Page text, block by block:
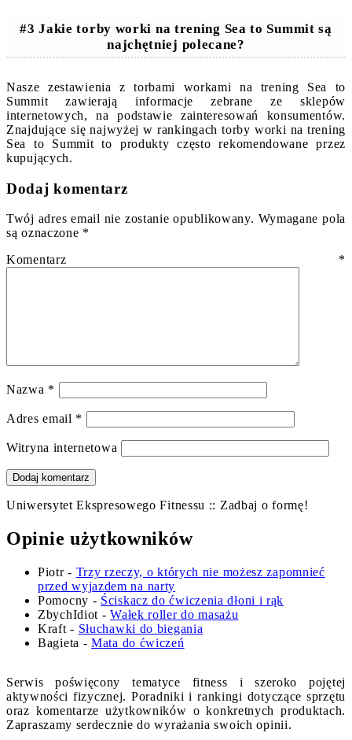
#3 Jakie torby worki na trening Sea to Summit są
najchętniej polecane?
Nasze zestawienia z torbami workami na trening Sea to
Summit zawierają informacje zebrane ze sklepów
internetowych, na podstawie zainteresowań konsumentów.
Znajdujące się najwyżej w rankingach torby worki na trening
Sea to Summit to produkty często rekomendowane przez
kupujących.
Dodaj komentarz
Twój adres email nie zostanie opublikowany. Wymagane pola
są oznaczone *
Komentarz *
Nazwa *
Adres email *
Witryna internetowa
Uniwersytet Ekspresowego Fitnessu :: Zadbaj o formę!
Opinie użytkowników
Piotr- Trzy rzeczy, o których nie możesz zapomnieć
przed wyjazdem na narty
Pomocny - Ściskacz do ćwiczenia dłoni i rąk
ZbychIdiot -Wałek roller do masażu
Kraft - Słuchawki do biegania
Bagieta -Mata do ćwiczeń
Serwis poświęcony tematyce fitness i szeroko pojętej
aktywności fizycznej. Poradniki i rankingi dotyczące sprzętu
oraz komentarze użytkowników o konkretnych produktach.
Zapraszamy serdecznie do wyrażania swoich opinii.